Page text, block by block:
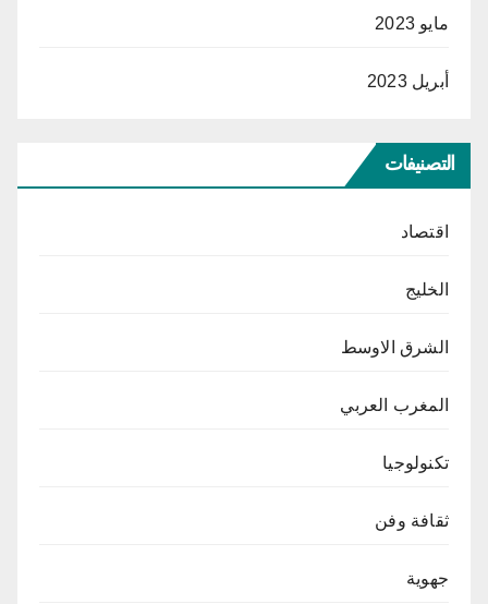
مايو 2023
أبريل 2023
التصنيفات
اقتصاد
الخليج
الشرق الاوسط
المغرب العربي
تكنولوجيا
ثقافة وفن
جهوية